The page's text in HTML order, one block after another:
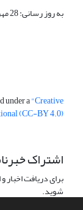
به روز رسانی: 28 مهر 1403
under a"Creative
(CC-BY 4.0)"
اشتراک
برای دریافت
شوید.